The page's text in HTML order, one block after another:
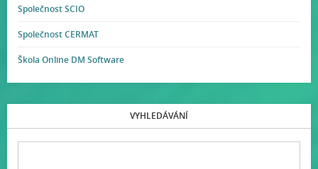
Společnost SCIO
Společnost CERMAT
Škola Online DM Software
VYHLEDÁVÁNÍ